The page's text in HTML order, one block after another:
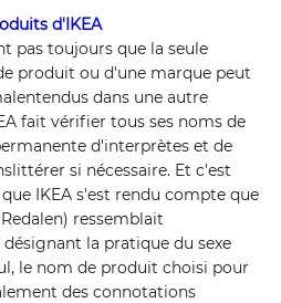
d'IKEA
pas toujours que la seule
produit ou d'une marque peut
dans une autre
fait vérifier tous ses noms de
d'interprètes et de
si nécessaire. Et c'est
IKEA s'est rendu compte que
ressemblait
la pratique du sexe
le nom de produit choisi pour
des connotations